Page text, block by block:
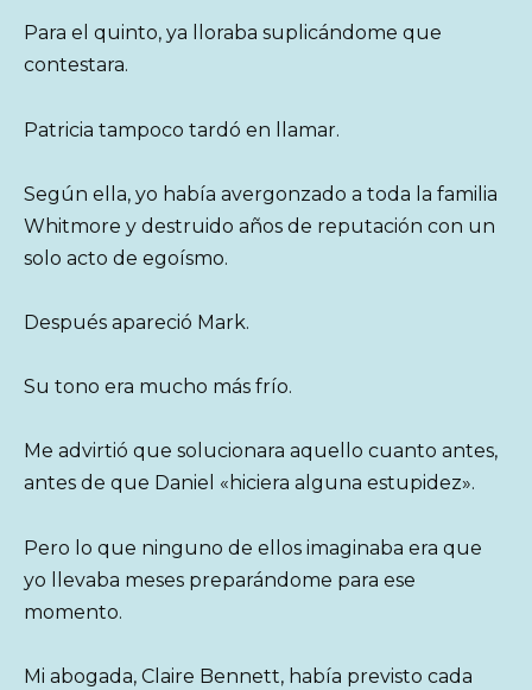
Para el quinto, ya lloraba suplicándome que
contestara.
Patricia tampoco tardó en llamar.
Según ella, yo había avergonzado a toda la familia
Whitmore y destruido años de reputación con un
solo acto de egoísmo.
Después apareció Mark.
Su tono era mucho más frío.
Me advirtió que solucionara aquello cuanto antes,
antes de que Daniel «hiciera alguna estupidez».
Pero lo que ninguno de ellos imaginaba era que
yo llevaba meses preparándome para ese
momento.
Mi abogada, Claire Bennett, había previsto cada